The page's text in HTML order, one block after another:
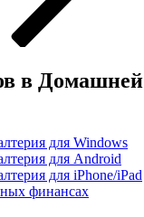
в Домашней
для Windows
для Android
для iPhone/iPad
финансах